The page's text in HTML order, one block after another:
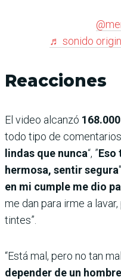
♬ sonido
Reacciones
El video alcanzó
todo tipo de
lindas que nunca“, ”Eso
hermosa, sentir segura
en mi cumple me dio
me dan para irme a
tintes”.
“Está mal, pero no tan
depender de un